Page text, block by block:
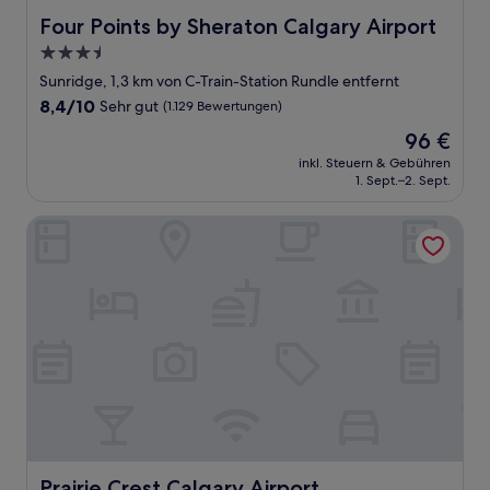
Four Points by Sheraton Calgary Airport
Four Points by Sheraton Calgary Airport
3.5-
Sterne-
Unterkunft
Sunridge, 1,3 km von C-Train-Station Rundle entfernt
8.4
Bewertungen)
8,4/10 Sehr gut (1.129 Bewertungen)
Der
Preis
beträgt
96 €
inkl. Steuern & Gebühren
1. Sept.–2. Sept.
Prairie Crest Calgary Airport